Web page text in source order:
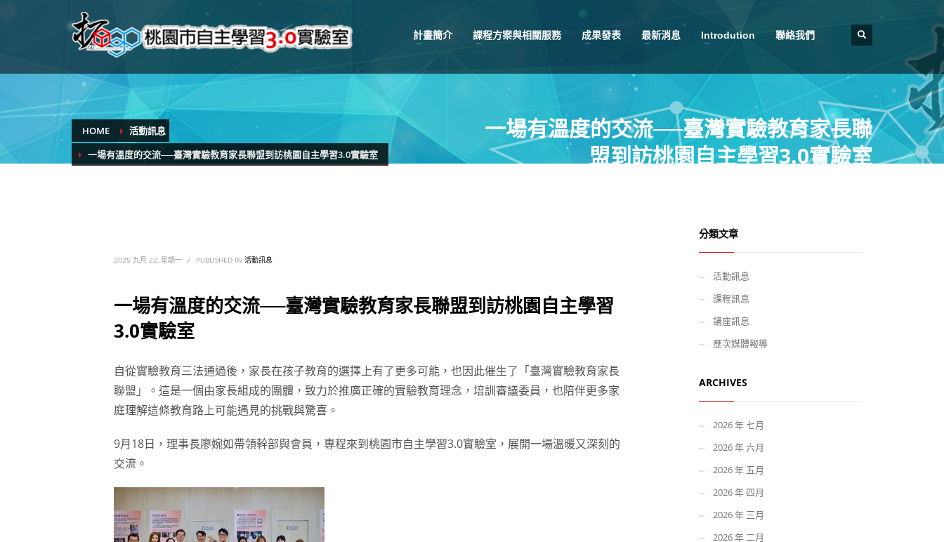
計畫簡介 課程方案與相關服務 成果發表 最新消息 Introdution 聯絡我們
HOME
活動訊息
一場有溫度的交流──臺灣實驗教育家長聯盟到訪桃園自主學習3.0實驗室
一場有溫度的交流──臺灣實驗教育家長聯
盟到訪桃園自主學習3.0實驗室
2025 九月 22, 星期一 / PUBLISHED IN 活動訊息
一場有溫度的交流──臺灣實驗教育家長聯盟到訪桃園自主學習
3.0實驗室
自從實驗教育三法通過後，家長在孩子教育的選擇上有了更多可能，也因此催生了「臺灣實驗教育家長
聯盟」。這是一個由家長組成的團體，致力於推廣正確的實驗教育理念，培訓審議委員，也陪伴更多家
庭理解這條教育路上可能遇見的挑戰與驚喜。
9月18日，理事長廖婉如帶領幹部與會員，專程來到桃園市自主學習3.0實驗室，展開一場溫暖又深刻的
交流。
分類文章
活動訊息
課程訊息
講座訊息
歷次媒體報導
ARCHIVES
2026 年 七月
2026 年 六月
2026 年 五月
2026 年 四月
2026 年 三月
2026 年 二月